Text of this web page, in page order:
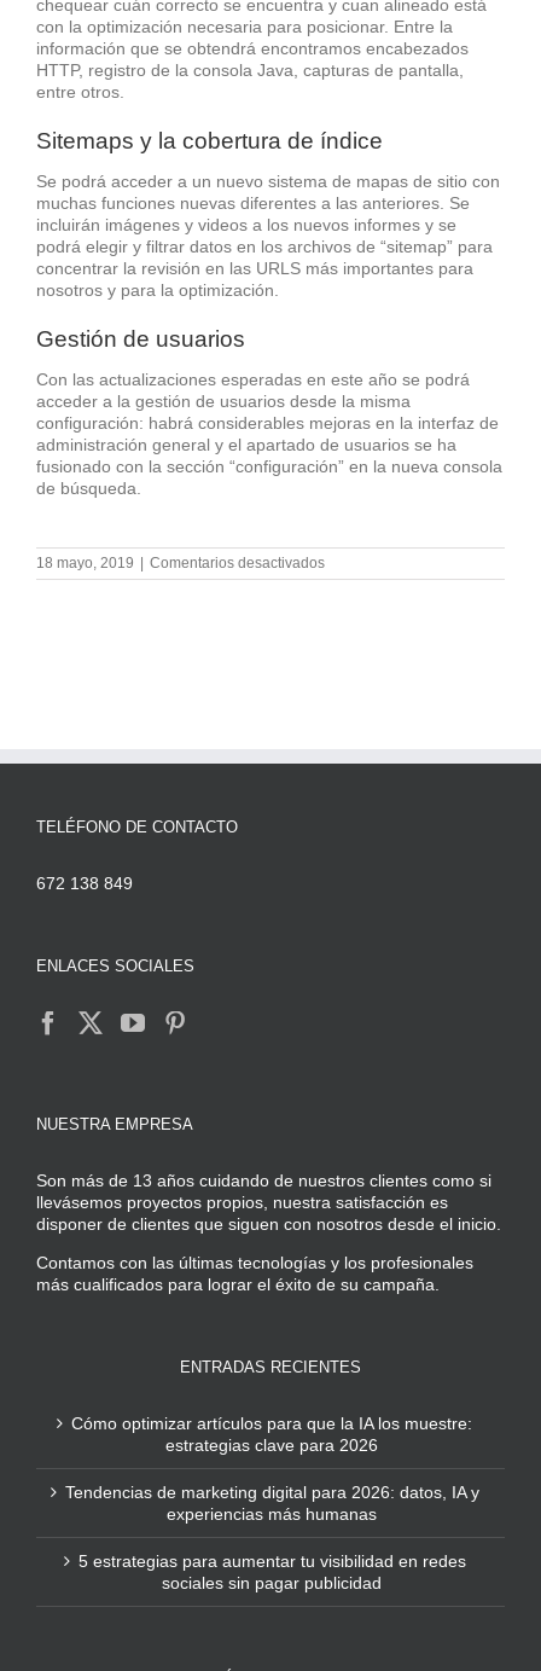
chequear cuán correcto se encuentra y cuan alineado está
con la optimización necesaria para posicionar. Entre la
información que se obtendrá encontramos encabezados
HTTP, registro de la consola Java, capturas de pantalla,
entre otros.
Sitemaps y la cobertura de índice
Se podrá acceder a un nuevo sistema de mapas de sitio con
muchas funciones nuevas diferentes a las anteriores. Se
incluirán imágenes y videos a los nuevos informes y se
podrá elegir y filtrar datos en los archivos de “sitemap” para
concentrar la revisión en las URLS más importantes para
nosotros y para la optimización.
Gestión de usuarios
Con las actualizaciones esperadas en este año se podrá
acceder a la gestión de usuarios desde la misma
configuración: habrá considerables mejoras en la interfaz de
administración general y el apartado de usuarios se ha
fusionado con la sección “configuración” en la nueva consola
de búsqueda.
18 mayo, 2019 | Comentarios desactivadosen
Novedades
TELÉFONO DE CONTACTO
672 138 849
ENLACES SOCIALES
NUESTRA EMPRESA
Son más de 13 años cuidando de nuestros clientes como si
llevásemos proyectos propios, nuestra satisfacción es
disponer de clientes que siguen con nosotros desde el inicio.
Contamos con las últimas tecnologías y los profesionales
más cualificados para lograr el éxito de su campaña.
ENTRADAS RECIENTES
Cómo optimizar artículos para que la IA los muestre:
estrategias clave para 2026
Tendencias de marketing digital para 2026: datos, IA y
experiencias más humanas
5 estrategias para aumentar tu visibilidad en redes
sociales sin pagar publicidad